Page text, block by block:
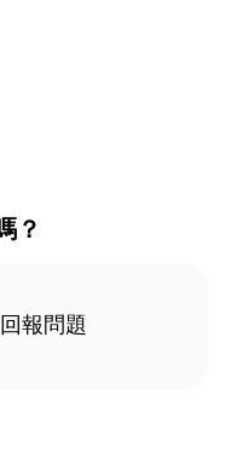
？
回報問題